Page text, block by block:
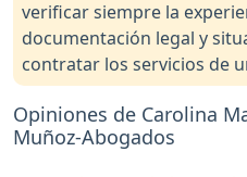
verificar siempre la
documentación legal y
contratar los servicios de
Opiniones de Carolina
Muñoz-Abogados